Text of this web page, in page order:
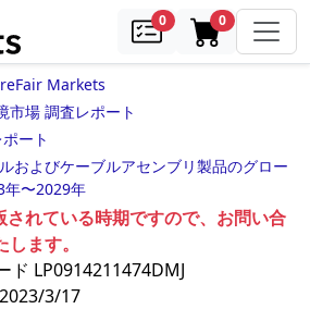
0samples0in cart
Markets
市場 調査レポート
ート
およびケーブルアセンブリ製品のグロー
年〜2029年
れている時期ですので、お問い合
ます。
ド LP0914211474DMJ
2023/3/17